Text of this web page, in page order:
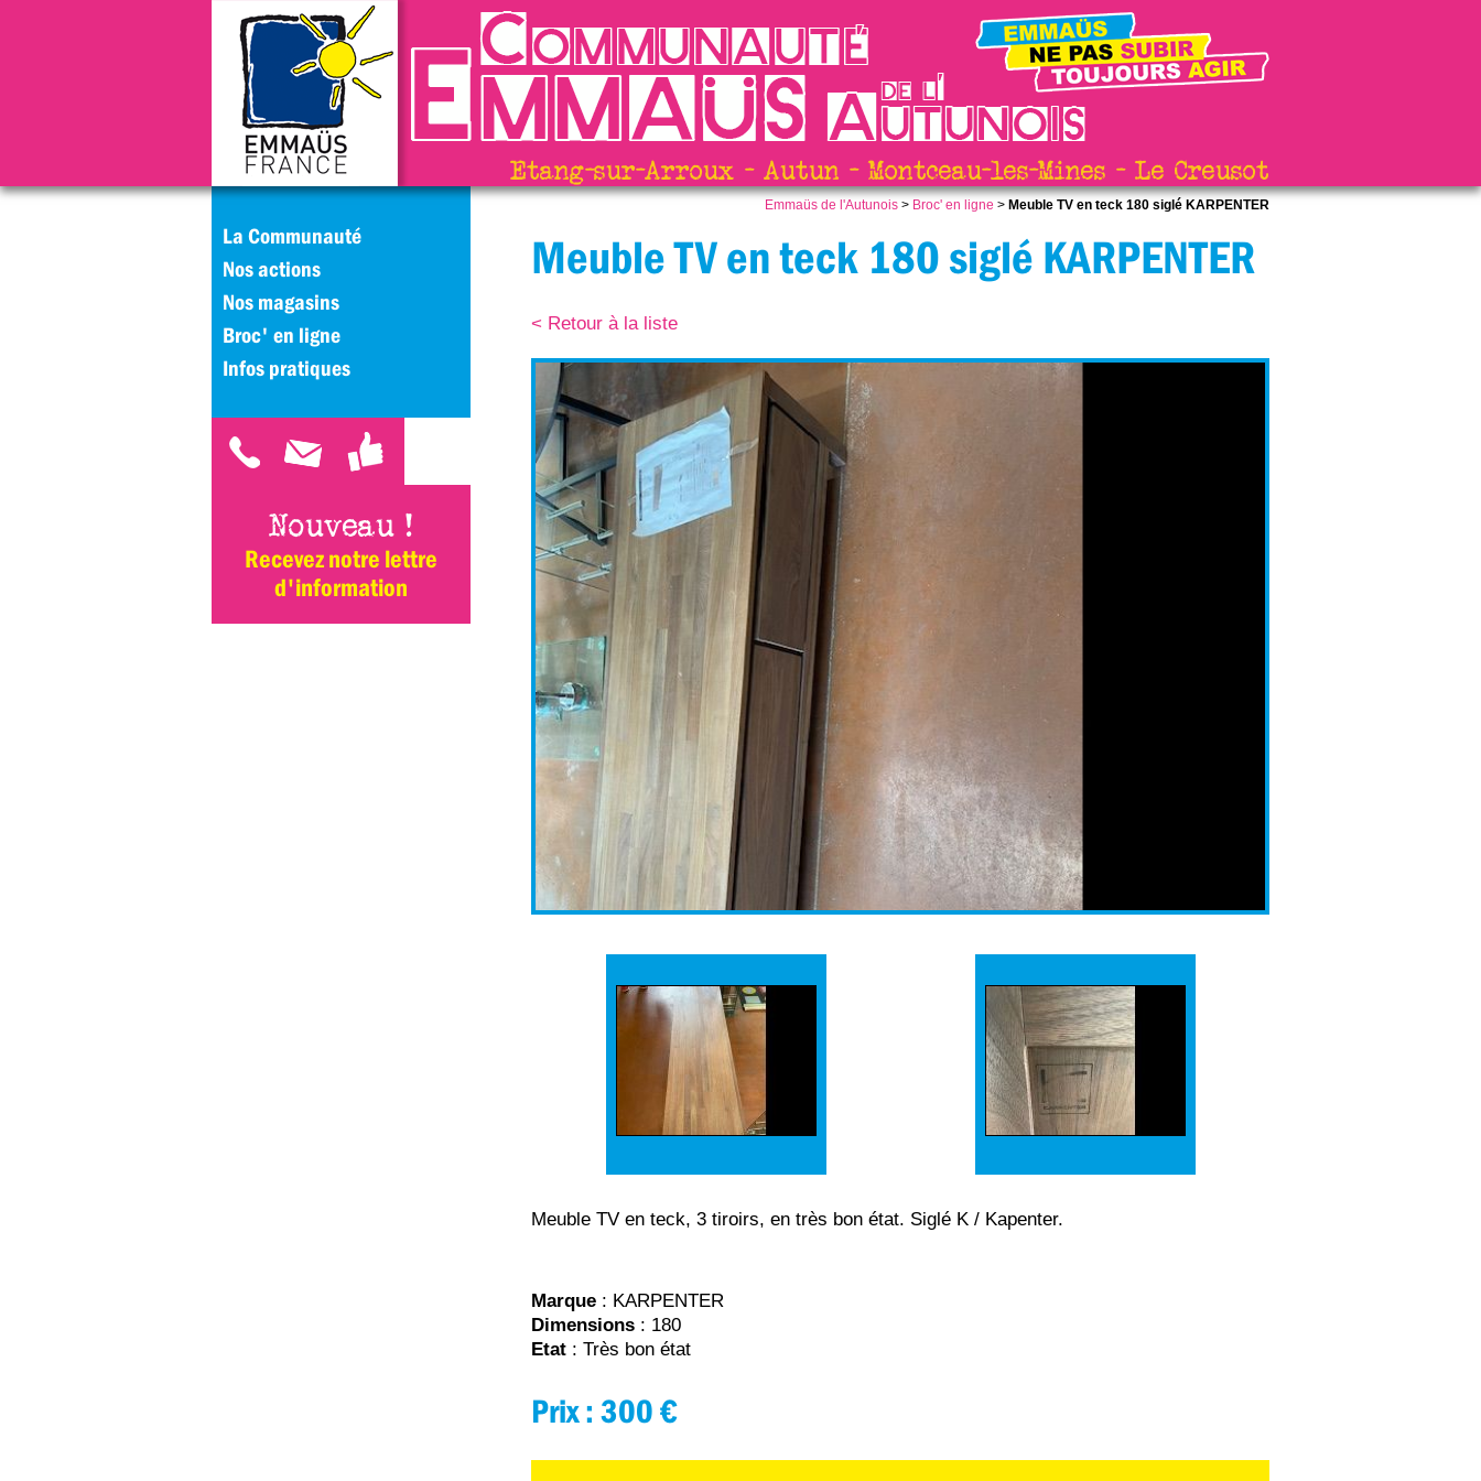
Etang-sur-Arroux - Autun - Montceau-les-Mines - Le Creusot
Emmaüs de l'Autunois > Broc' en ligne > Meuble TV en teck 180 siglé KARPENTER
Meuble TV en teck 180 siglé KARPENTER
< Retour à la liste
Meuble TV en teck, 3 tiroirs, en très bon état. Siglé K / Kapenter.
Marque : KARPENTER
Dimensions : 180
Etat : Très bon état
Prix : 300 €
La Communauté
Nos actions
Nos magasins
Broc' en ligne
Infos pratiques
Nouveau !
Recevez notre lettre
d'information